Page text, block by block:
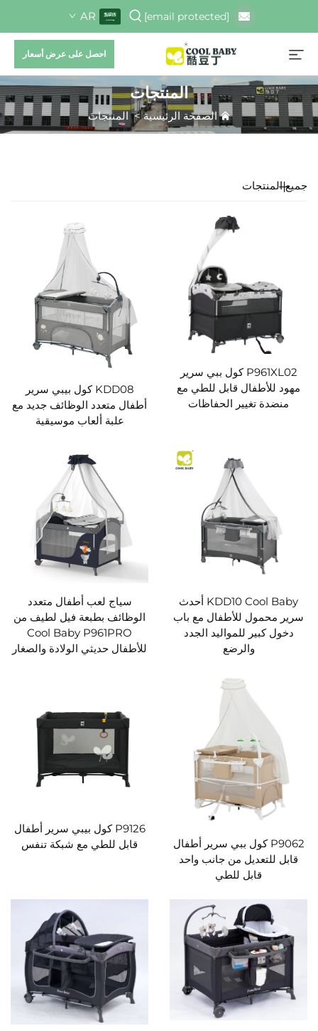
[email protected]
AR
احصل على عرض أسعار
المنتجات
الصفحة الرئيسية>المنتجات
جميع المنتجات
P961XL02 كول ببي سرير
مهود للأطفال قابل للطي مع
منضدة تغيير الحفاظات
KDD08 كول بيبي سرير
أطفال متعدد الوظائف جديد مع
علبة ألعاب موسيقية
KDD10 Cool Baby أحدث
سرير محمول للأطفال مع باب
دخول كبير للمواليد الجدد
والرضع
سياج لعب أطفال متعدد
الوظائف بطبعة فيل لطيف من
Cool Baby P961PRO
للأطفال حديثي الولادة والصغار
P9062 كول ببي سرير أطفال
قابل للتعديل من جانب واحد
قابل للطي
P9126 كول بيبي سرير أطفال
قابل للطي مع شبكة تنفس